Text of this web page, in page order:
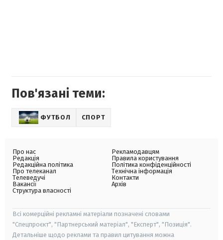
Пов'язані теми:
ФУТБОЛ СПОРТ
Про нас
Редакція
Редакційна політика
Про телеканал
Телеведучі
Вакансії
Структура власності
Рекламодавцям
Правила користування
Політика конфіденційності
Технічна інформація
Контакти
Архів
Всі комерційні рекламні матеріали позначені словами
"Спецпроєкт", "Партнерський матеріал", "Експерт", "Позиція".
Детальніше щодо реклами та правил цитування можна